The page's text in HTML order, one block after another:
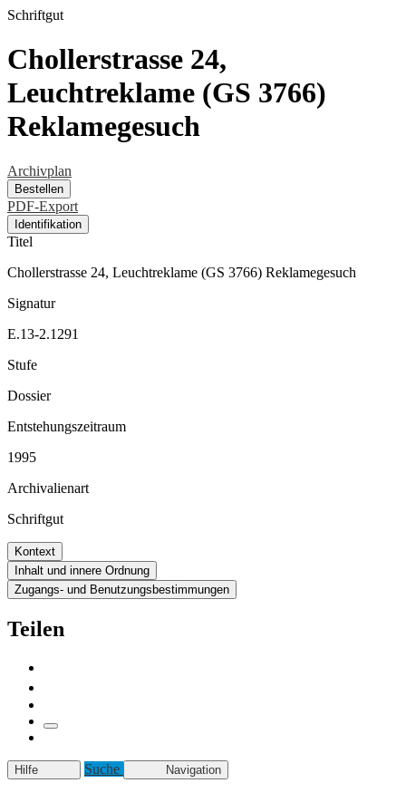
Schriftgut
Chollerstrasse 24,
Leuchtreklame (GS 3766)
Reklamegesuch
Archivplan
Bestellen
PDF-Export
Identifikation
Titel
Chollerstrasse 24, Leuchtreklame (GS 3766) Reklamegesuch
Signatur
E.13-2.1291
Stufe
Dossier
Entstehungszeitraum
1995
Archivalienart
Schriftgut
Kontext
Inhalt und innere Ordnung
Zugangs- und Benutzungsbestimmungen
Teilen
Hilfe Suche Navigation